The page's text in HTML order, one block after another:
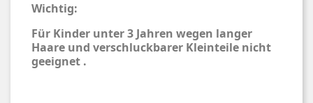
Wichtig:
Für Kinder unter 3 Jahren wegen langer
Haare und verschluckbarer Kleinteile nicht
geeignet .